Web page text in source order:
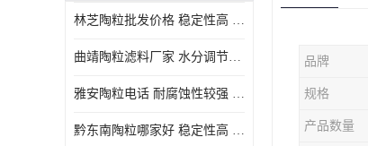
林芝陶粒批发价格 稳定性高 便于搬运和使用
曲靖陶粒滤料厂家 水分调节性好 长期使用寿命较长
雅安陶粒电话 耐腐蚀性较强 长期使用寿命较长
黔东南陶粒哪家好 稳定性高 长期使用寿命较长
品牌
规格
产品数量